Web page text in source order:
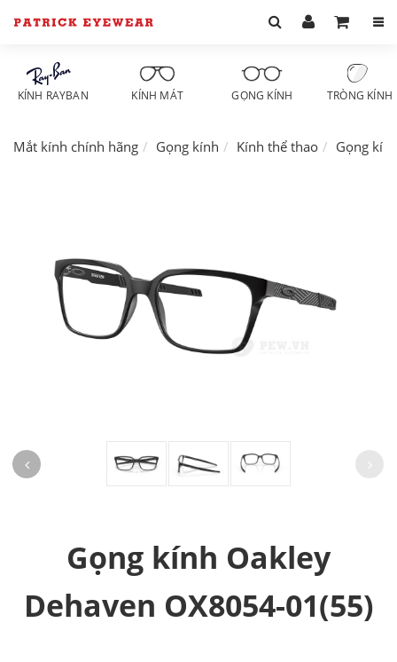
KÍNH RAYBAN KÍNH MÁT GỌNG KÍNH TRÒNG KÍNH
Mắt kính chính hãng Gọng kính Kính thể thao Gọng
Gọng kính Oakley
Dehaven OX8054-01(55)